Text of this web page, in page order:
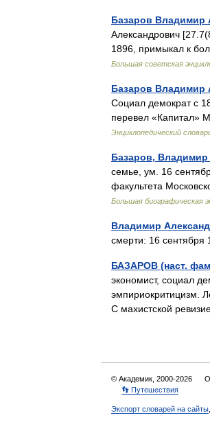
Базаров Владимир
Александрович
1896, примыкал к
Большая советская
Базаров Владимир
Социал демократ с
перевел «Капитал»
Энциклопедический
Базаров,
семье, ум. 16
факультета
Большая биографическая
Владимир
смерти: 16
БАЗАРОВ (наст.
экономист, социал
эмпириокритицизм.
С махистской
© Академик, 2000-2026
👣 Путешествия
Экспорт словарей на сайты